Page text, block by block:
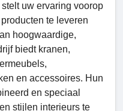
uw ervaring voorop
te leveren
hoogwaardige,
biedt kranen,
en accessoires. Hun
en speciaal
stijlen interieurs te